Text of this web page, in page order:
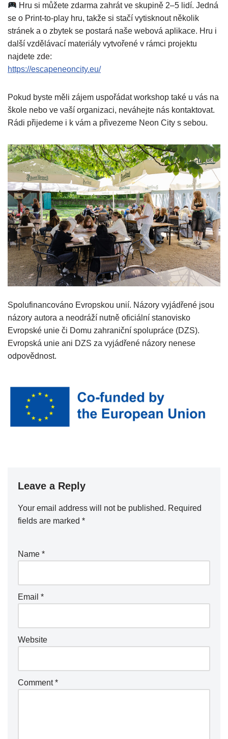
Hru si můžete zdarma zahrát ve skupině 2–5 lidí. Jedná
se o Print-to-play hru, takže si stačí vytisknout několik
stránek a o zbytek se postará naše webová aplikace. Hru i
další vzdělávací materiály vytvořené v rámci projektu
najdete zde:
https://escapeneoncity.eu/
Pokud byste měli zájem uspořádat workshop také u vás na
škole nebo ve vaší organizaci, neváhejte nás kontaktovat.
Rádi přijedeme i k vám a přivezeme Neon City s sebou.
Spolufinancováno Evropskou unií. Názory vyjádřené jsou
názory autora a neodráží nutně oficiální stanovisko
Evropské unie či Domu zahraniční spolupráce (DZS).
Evropská unie ani DZS za vyjádřené názory nenese
odpovědnost.
Leave a Reply
Your email address will not be published. Required
fields are marked *
Name *
Email *
Website
Comment*